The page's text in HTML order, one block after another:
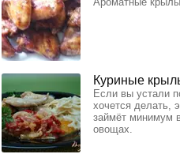
Куриные
Если вы устали
хочется делать,
займёт минимум
овощах.